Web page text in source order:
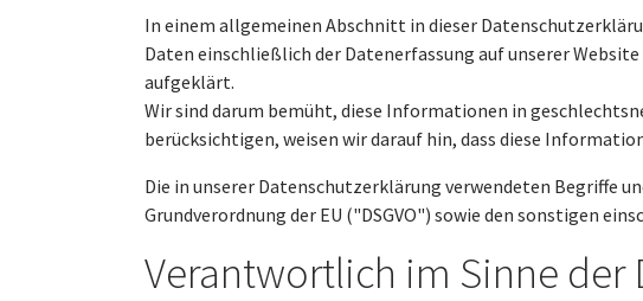
In einem allgemeinen Abschnitt in dieser
Daten einschließlich der Datenerfassung auf unserer
aufgeklärt.
Wir sind darum bemüht, diese Informationen in
berücksichtigen, weisen wir darauf hin, dass diese
Die in unserer Datenschutzerklärung verwendeten Begriffe
Grundverordnung der EU ("DSGVO") sowie den sonstigen
Verantwortlich im Sinne der